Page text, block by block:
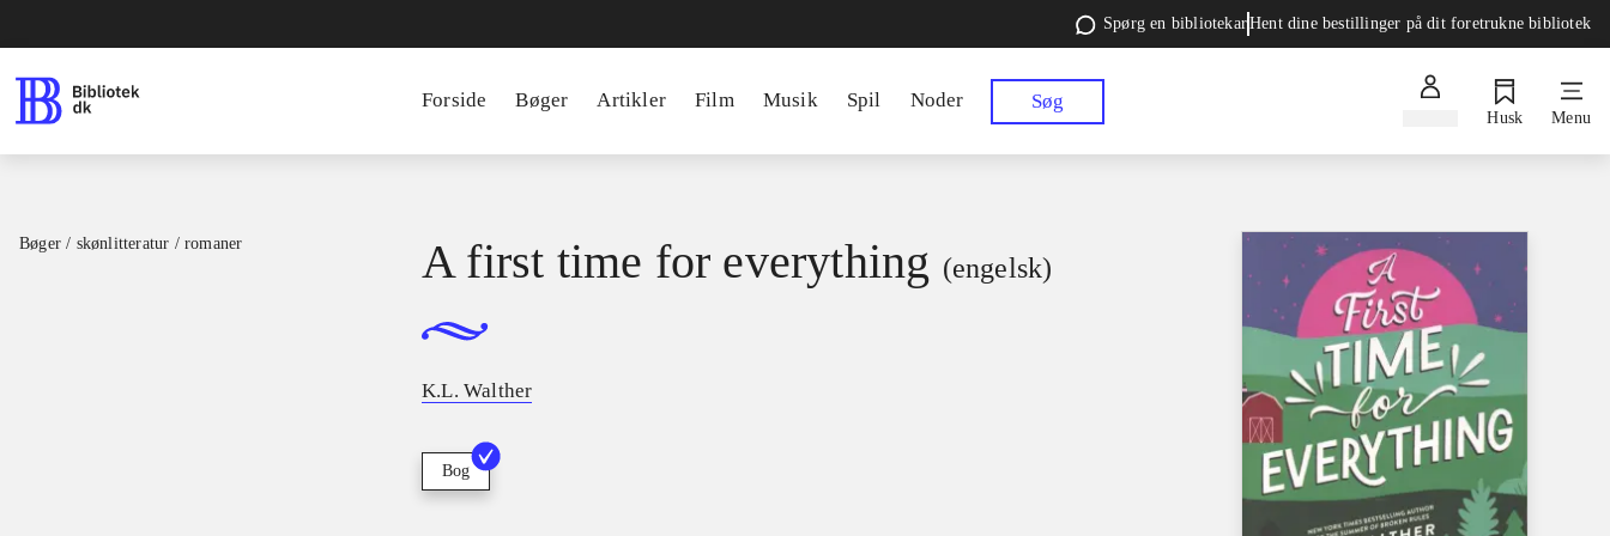
Spørg en bibliotekarHent dine bestillinger på dit foretrukne bibliotek
Forside Bøger Artikler Film Musik Spil Noder Søg
Husk Menu
Bøger / skønlitteratur / romaner A first time for everything (engelsk)
K.L. Walther
Bog